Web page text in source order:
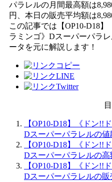
パラレルの月間最高額は
円、本日の販売平均額は
この記事では【OP10-D18
ラミンゴ》Dスーパーパラ
ータを元に解説します！
【OP10-D18】《ドン!!
Dスーパーパラレルの値
【OP10-D18】《ドン!!
Dスーパーパラレルの高
【OP10-D18】《ドン!!
Dスーパーパラレルの